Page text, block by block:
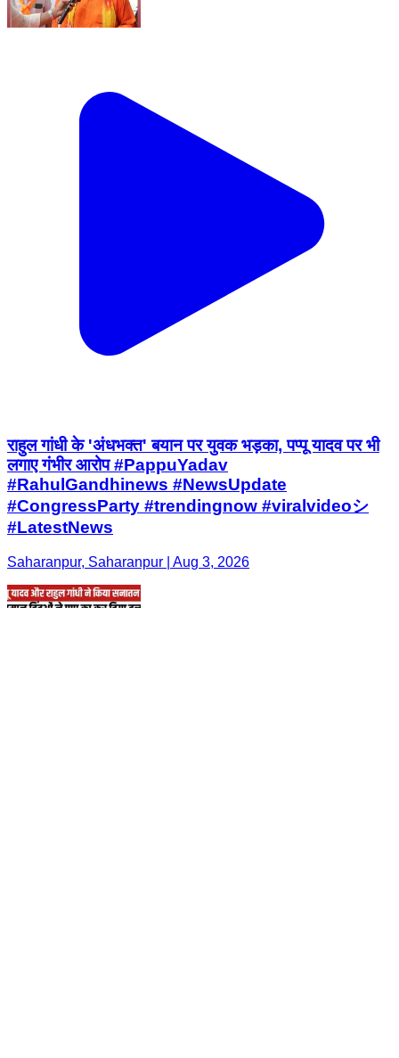
राहुल गांधी के 'अंधभक्त' बयान पर युवक भड़का, पप्पू यादव पर भी
लगाए गंभीर आरोप #PappuYadav
#RahulGandhinews #NewsUpdate
#CongressParty #trendingnow #viralvideoシ
#LatestNews
Saharanpur, Saharanpur | Aug 3, 2026